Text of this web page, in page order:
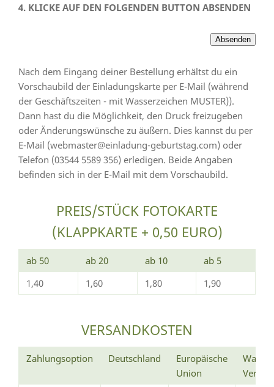
4. KLICKE AUF DEN FOLGENDEN BUTTON ABSENDEN
Nach dem Eingang deiner Bestellung erhältst du ein
Vorschaubild der Einladungskarte per E-Mail (während
der Geschäftszeiten - mit Wasserzeichen MUSTER)).
Dann hast du die Möglichkeit, den Druck freizugeben
oder Änderungswünsche zu äußern. Dies kannst du per
E-Mail (webmaster@einladung-geburtstag.com) oder
Telefon (03544 5589 356) erledigen. Beide Angaben
befinden sich in der E-Mail mit dem Vorschaubild.
PREIS/STÜCK FOTOKARTE
(KLAPPKARTE + 0,50 EURO)
ab 50 ab 20 ab 10
ab 5
1,40
1,60 1,80 1,90
VERSANDKOSTEN
Zahlungsoption Deutschland
Europäische
Union
Wann